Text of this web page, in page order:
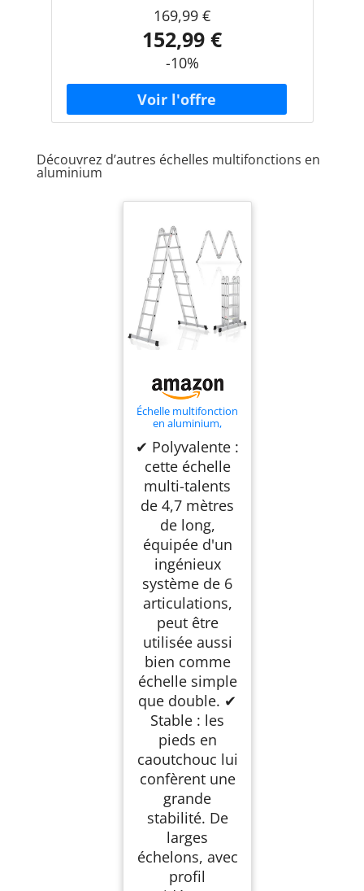
169,99 €
152,99 €
-10%
Découvrez d’autres échelles multifonctions en
aluminium
Échelle multifonction
en aluminium,
jusqu'à 150 kg, argent
✔ Polyvalente :
cette échelle
multi-talents
de 4,7 mètres
de long,
équipée d'un
ingénieux
système de 6
articulations,
peut être
utilisée aussi
bien comme
échelle simple
que double. ✔
Stable : les
pieds en
caoutchouc lui
confèrent une
grande
stabilité. De
larges
échelons, avec
profil